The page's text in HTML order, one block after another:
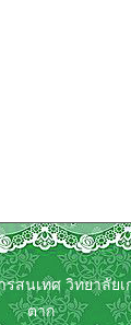
สนเทศ วิทยาลัยเ
ตาก